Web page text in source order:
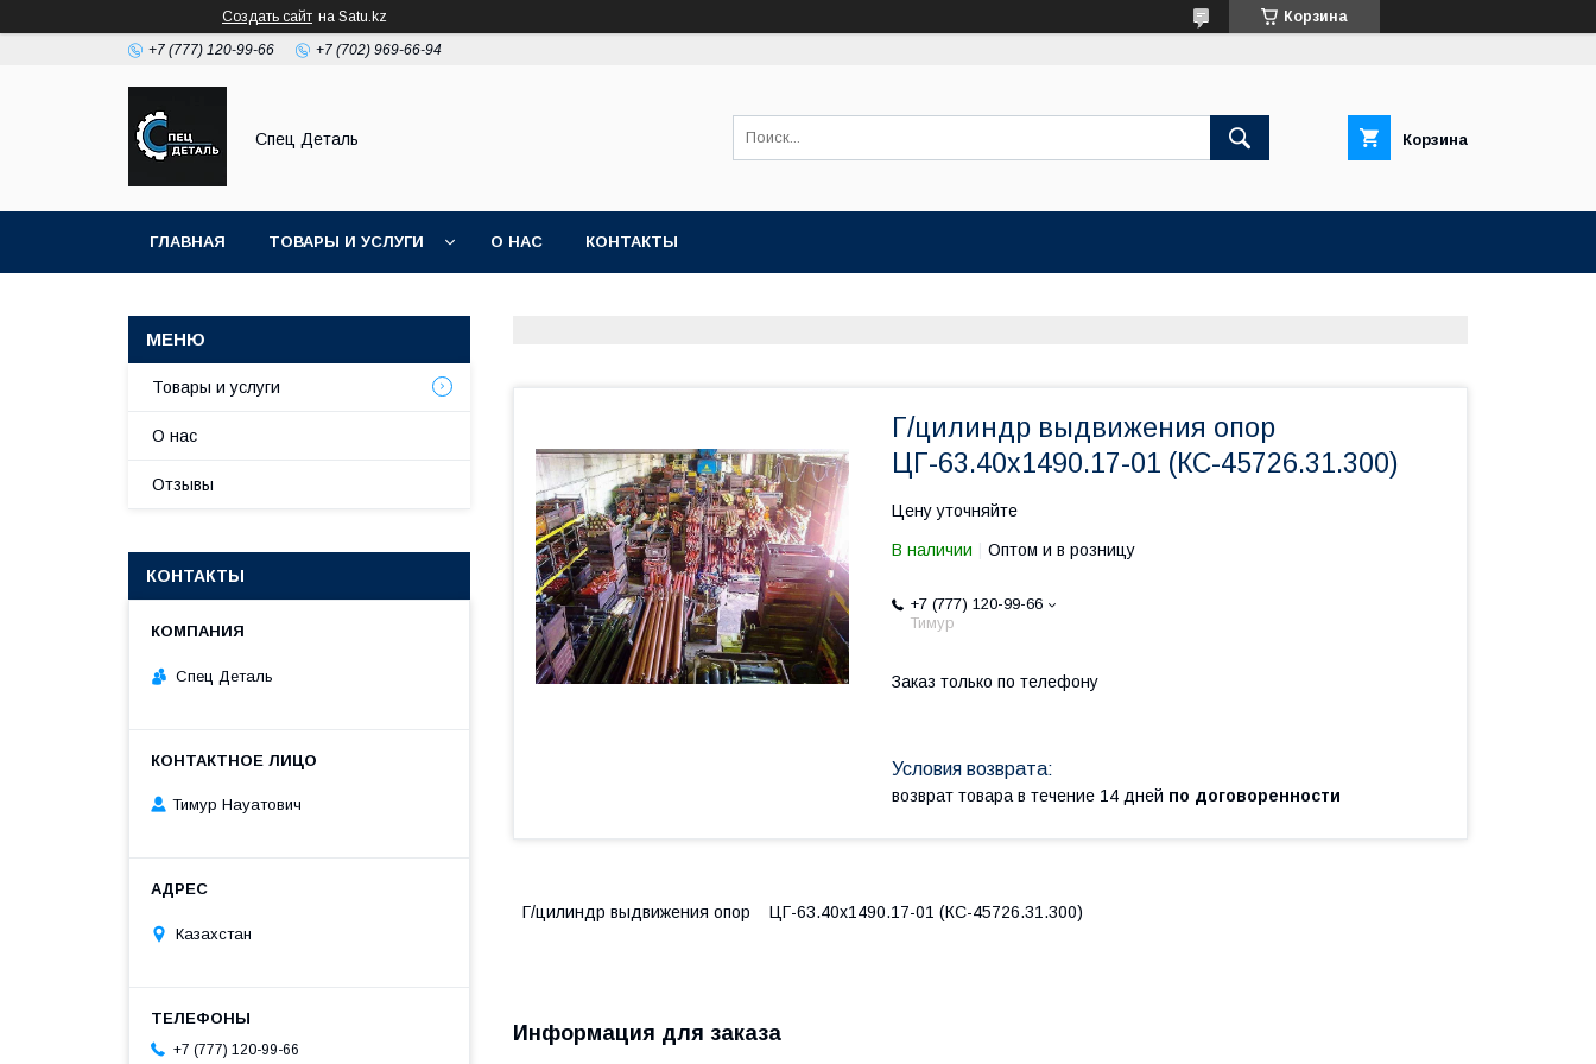
Создать сайт на Satu.kz Корзина
+7 (777) 120-99-66 +7 (702) 969-66-94
Спец Деталь Корзина
ГЛАВНАЯ ТОВАРЫ И УСЛУГИ О НАС КОНТАКТЫ
Г/цилиндр выдвижения опор
ЦГ-63.40х1490.17-01 (КС-45726.31.300)
Цену уточняйте
В наличии Оптом и в розницу
+7 (777) 120-99-66
Тимур
Заказ только по телефону
возврат товара в течение 14 дней по договоренности
Г/цилиндр выдвижения опор ЦГ-63.40х1490.17-01 (КС-45726.31.300)
Информация для заказа
Товары и услуги
О нас
Отзывы
КОНТАКТЫ
Спец Деталь
Тимур Науатович
Казахстан
+7 (777) 120-99-66